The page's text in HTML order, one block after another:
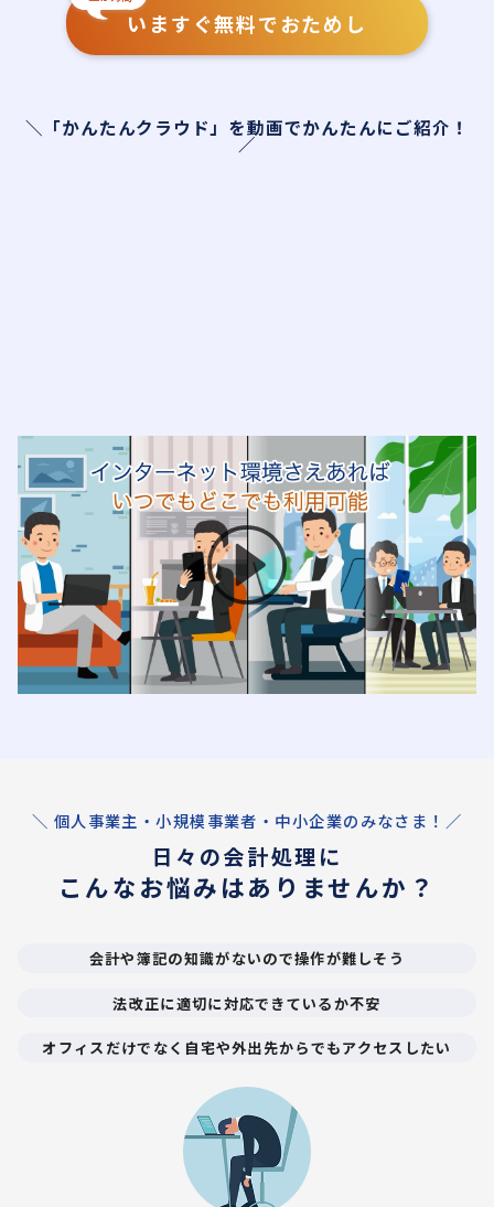
いますぐ無料でおためし
＼「かんたんクラウド」を動画でかんたんにご紹介！
／
＼ 個人事業主・小規模事業者・中小企業のみなさま！／
日々の会計処理に
こんなお悩みはありませんか？
会計や簿記の知識がないので操作が難しそう
法改正に適切に対応できているか不安
オフィスだけでなく自宅や外出先からでもアクセスしたい